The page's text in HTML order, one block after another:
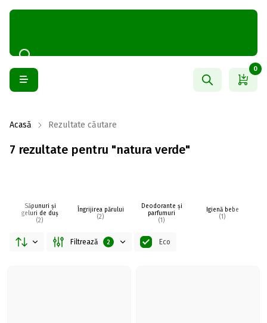
0
Acasă Rezultate căutare
7 rezultate pentru "natura verde"
Săpunuri și
geluri de duș
(2)
Îngrijirea părului
(2)
Deodorante și
parfumuri
(1)
Igienă bebe
(1)
Filtrează 2 Eco